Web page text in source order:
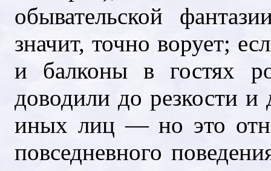
обывательской
значит, точно ворует;
и балконы в гостях
доводили до резкости
иных лиц — но это
повседневного